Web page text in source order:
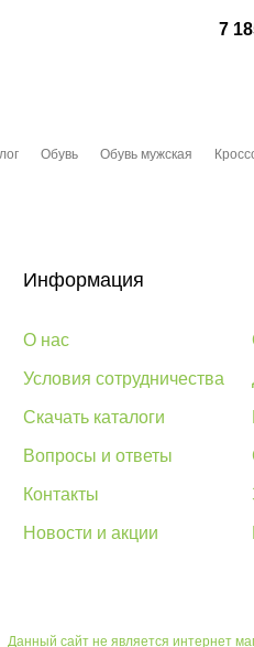
7
Обувь Обувь мужская
Информация
О нас
Условия сотрудничества
Скачать каталоги
Вопросы и ответы
Контакты
Новости и акции
Данный сайт не является интернет